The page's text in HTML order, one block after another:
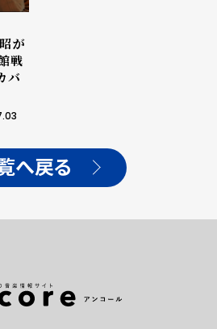
が
戦
バ
へ戻る